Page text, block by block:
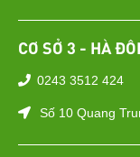
CƠ SỞ 3 - HÀ
0243 3512 424
Số 10 Quang